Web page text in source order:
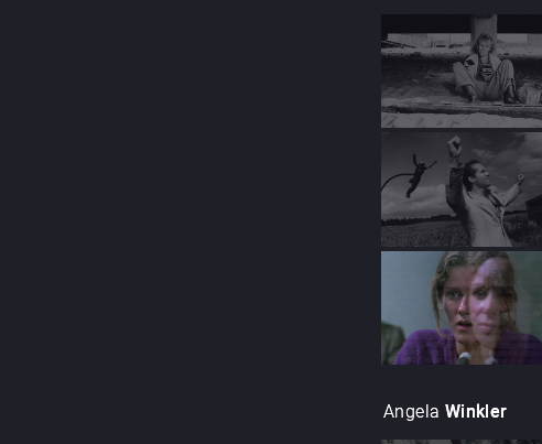
Angela Winkler